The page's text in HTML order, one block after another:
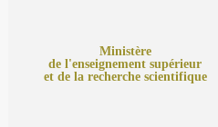
Ministère
de l'enseignement supérieur
et de la recherche scientifique